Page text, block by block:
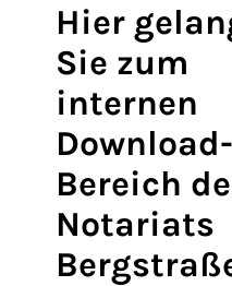
Hier
Sie zum
internen
Download-
Bereich
Notariats